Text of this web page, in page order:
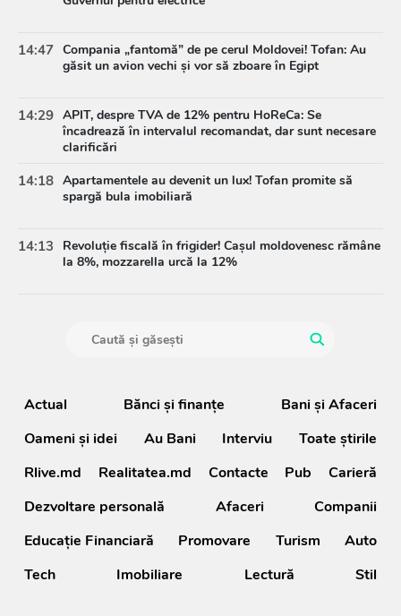
14:47 Compania „fantomă” de pe cerul Moldovei! Tofan: Au
găsit un avion vechi și vor să zboare în Egipt
14:29 APIT, despre TVA de 12% pentru HoReCa: Se
încadrează în intervalul recomandat, dar sunt necesare
clarificări
14:18 Apartamentele au devenit un lux! Tofan promite să
spargă bula imobiliară
14:13
Revoluție fiscală în frigider! Cașul moldovenesc rămâne
la 8%, mozzarella urcă la 12%
Actual Bănci şi finanţe
Bani și Afaceri
Oameni şi idei
Au Bani Interviu
Toate știrile
Rlive.md
Realitatea.md Contacte Pub
Carieră
Dezvoltare personală
Afaceri
Companii
Educație Financiară
Promovare Turism
Auto
Tech
Imobiliare Lectură Stil